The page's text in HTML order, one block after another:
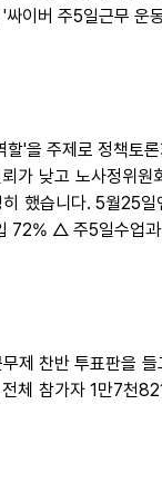
이버 주5일근무 운
할'을 주제로 정책
가 낮고 노사정위
했습니다. 5월25
△ 주5일수업과
제 찬반 투표판을
체 참가자 1만7천